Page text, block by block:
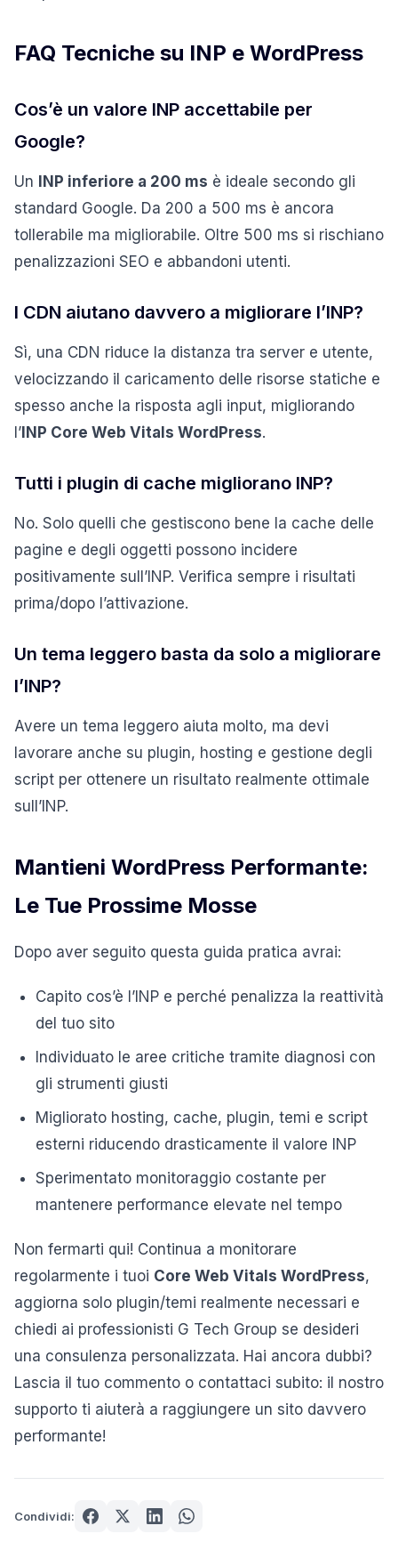
FAQ Tecniche su INP e WordPress
Cos’è un valore INP accettabile per
Google?
Un INP inferiore a 200 ms è ideale secondo gli
standard Google. Da 200 a 500 ms è ancora
tollerabile ma migliorabile. Oltre 500 ms si rischiano
penalizzazioni SEO e abbandoni utenti.
I CDN aiutano davvero a migliorare l’INP?
Sì, una CDN riduce la distanza tra server e utente,
velocizzando il caricamento delle risorse statiche e
spesso anche la risposta agli input, migliorando
l’INP Core Web Vitals WordPress.
Tutti i plugin di cache migliorano INP?
No. Solo quelli che gestiscono bene la cache delle
pagine e degli oggetti possono incidere
positivamente sull’INP. Verifica sempre i risultati
prima/dopo l’attivazione.
Un tema leggero basta da solo a migliorare
l’INP?
Avere un tema leggero aiuta molto, ma devi
lavorare anche su plugin, hosting e gestione degli
script per ottenere un risultato realmente ottimale
sull’INP.
Mantieni WordPress Performante:
Le Tue Prossime Mosse
Dopo aver seguito questa guida pratica avrai:
Capito cos’è l’INP e perché penalizza la reattività
del tuo sito
Individuato le aree critiche tramite diagnosi con
gli strumenti giusti
Migliorato hosting, cache, plugin, temi e script
esterni riducendo drasticamente il valore INP
Sperimentato monitoraggio costante per
mantenere performance elevate nel tempo
Non fermarti qui! Continua a monitorare
regolarmente i tuoi Core Web Vitals WordPress,
aggiorna solo plugin/temi realmente necessari e
chiedi ai professionisti G Tech Group se desideri
una consulenza personalizzata. Hai ancora dubbi?
Lascia il tuo commento o contattaci subito: il nostro
supporto ti aiuterà a raggiungere un sito davvero
performante!
Condividi: